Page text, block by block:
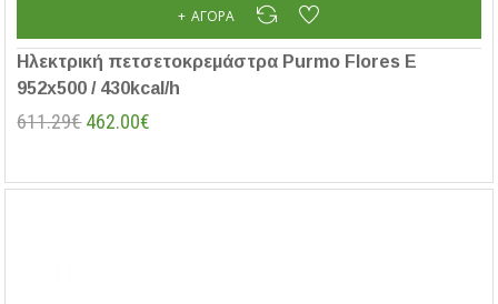
Ηλεκτρική πετσετοκρεμάστρα Purmo Flores E
952x500 / 430kcal/h
611.29€ 462.00€
ΑΓΟΡΆ